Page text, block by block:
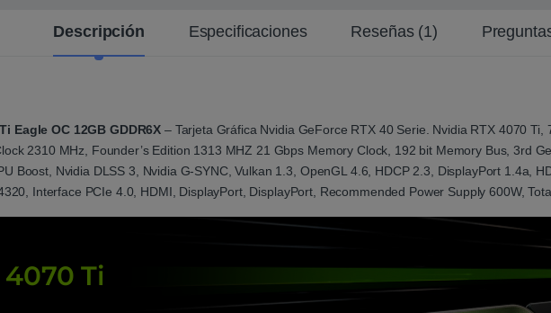
Descripción Especificaciones Reseñas (1)
Eagle OC 12GB GDDR6X – Tarjeta Gráfica Nvidia GeForce RTX 40 Serie. Nvidia RTX 4070
2310 MHz, Founder’s Edition 1313 MHZ 21 Gbps Memory Clock, 192 bit Memory Bus, 3rd
Boost, Nvidia DLSS 3, Nvidia G-SYNC, Vulkan 1.3, OpenGL 4.6, HDCP 2.3, DisplayPort 1.4a,
Interface PCIe 4.0, HDMI, DisplayPort, DisplayPort, Recommended Power Supply 600W,
4070 Ti